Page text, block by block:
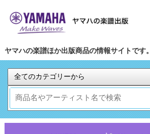
ヤマハの楽譜ほか出版商品の情報サイトです。